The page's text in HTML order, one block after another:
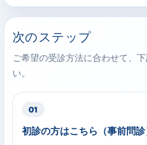
次のステップ
ご希望の受診方法に合わせて、
い。
01
初診の方はこちら（事前問診